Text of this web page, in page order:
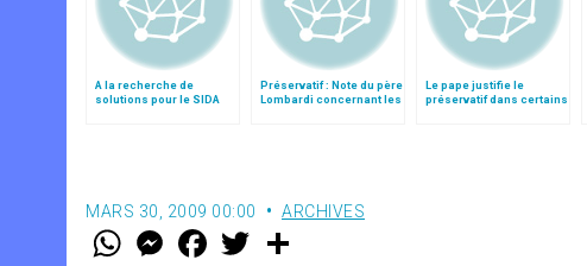
A la recherche de
solutions pour le SIDA
Préservatif : Note du père
Lombardi concernant les
Le pape justifie le
préservatif dans certains
MARS 30, 2009 00:00 ARCHIVES
W M
e
F
a w